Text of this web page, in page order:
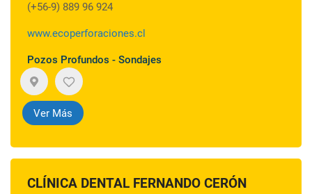
(+56-9) 889 96 924
www.ecoperforaciones.cl
Pozos Profundos - Sondajes
Ver Más
CLÍNICA DENTAL FERNANDO CERÓN